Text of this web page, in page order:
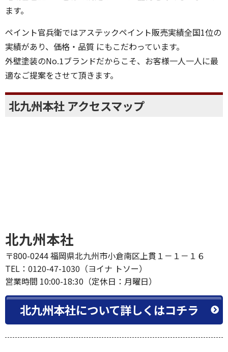
地域密着型でお客様の満足のために 全力を尽くしてまいり
ペイント官兵衛ではアステックペイント販売実績全国1位の
実績があり、価格・品質 にもこだわっています。
外壁塗装のNo.1ブランドだからこそ、お客様一人一人に最
北九州本社 アクセスマップ
北九州本社
〒800-0244 福岡県北九州市小倉南区上貫１－１－１６
TEL：0120-47-1030（ヨイナ トソー）
北九州本社について詳しくはコチラ